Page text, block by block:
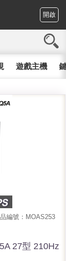
開啟
遊戲主機
編號：MOAS253
27型 210Hz